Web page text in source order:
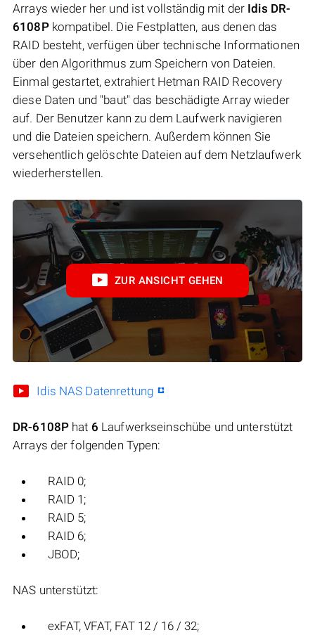
Arrays wieder her und ist vollständig mit der Idis DR-
6108Pkompatibel. Die Festplatten, aus denen das
RAID besteht, verfügen über technische Informationen
über den Algorithmus zum Speichern von Dateien.
Einmal gestartet, extrahiert Hetman RAID Recovery
diese Daten und "baut" das beschädigte Array wieder
auf. Der Benutzer kann zu dem Laufwerk navigieren
und die Dateien speichern. Außerdem können Sie
versehentlich gelöschte Dateien auf dem Netzlaufwerk
wiederherstellen.
ZUR ANSICHT GEHEN
Idis NAS Datenrettung
DR-6108P hat 6 Laufwerkseinschübe und unterstützt
Arrays der folgenden Typen:
RAID 0;
RAID 1;
RAID 5;
RAID 6;
JBOD;
NAS unterstützt:
exFAT, VFAT, FAT 12 / 16 / 32;